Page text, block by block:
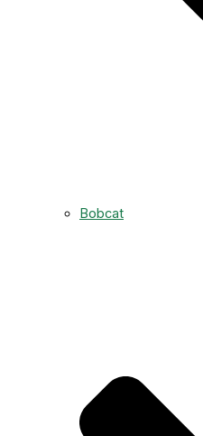
Bobcat